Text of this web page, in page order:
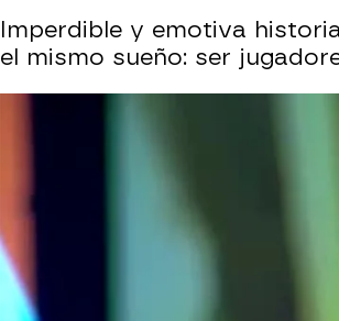
Imperdible y emotiva
el mismo sueño: ser